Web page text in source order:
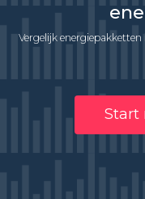
Vergelijk
Start